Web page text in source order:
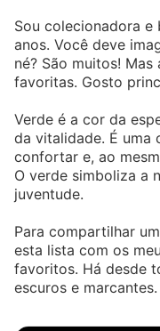
Sou colecionadora e
anos. Você deve
né? São muitos!
favoritas. Gosto
Verde é a cor da
da vitalidade. É uma
confortar e, ao
O verde simboliza a
juventude.
Para compartilhar
esta lista com os
favoritos. Há desde
escuros e marcantes.